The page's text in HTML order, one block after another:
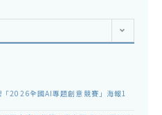
2026全國AI專題創意競賽」海報1